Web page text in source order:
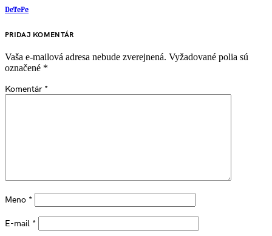
DeTePe
PRIDAJ KOMENTÁR
Vaša e-mailová adresa nebude zverejnená. Vyžadované polia sú
označené *
Komentár *
Meno *
E-mail *